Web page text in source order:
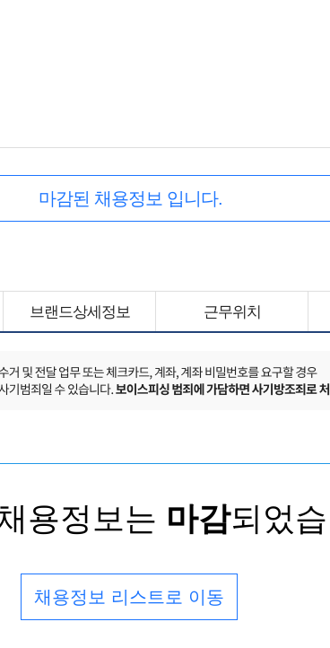
마감된 채용정보 입니다.
브랜드상세정보 근무위치
용정보는 마감되었
채용정보 리스트로 이동